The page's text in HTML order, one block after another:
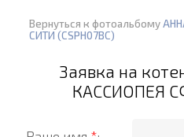
Вернуться к фотоальбому
СИТИ (CSPH07BC)
Заявка на
КАССИОПЕЯ